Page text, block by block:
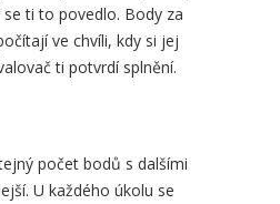
ti to povedlo. Body za
ve chvíli, kdy si jej
ti potvrdí splnění.
počet bodů s dalšími
U každého úkolu se